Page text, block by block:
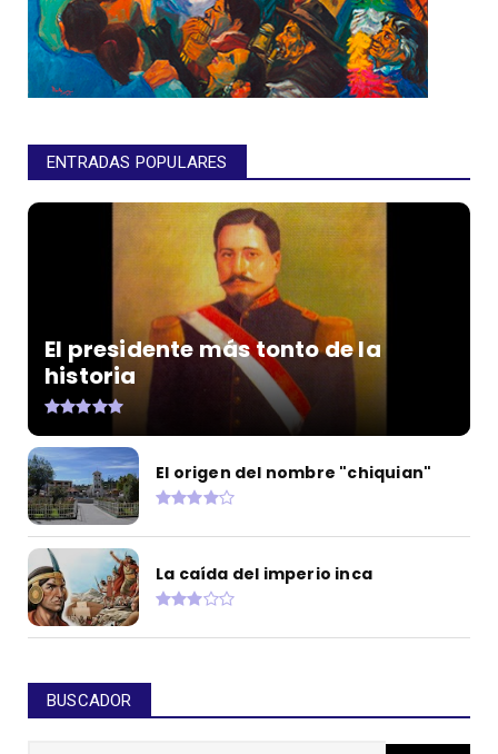
ENTRADAS POPULARES
El presidente más tonto de la
historia
El origen del nombre "chiquian"
La caída del imperio inca
BUSCADOR